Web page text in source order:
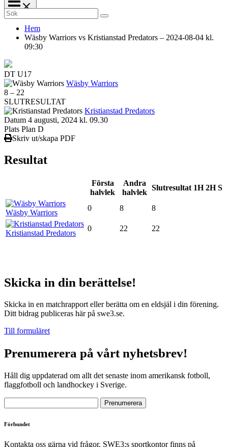
Search
for:
Hem
Wäsby Warriors vs Kristianstad Predators – 2024-08-04 kl.
09:30
DT U17
Wäsby Warriors
8 – 22
SLUTRESULTAT
Kristianstad Predators
Datum 4 augusti, 2024 kl. 09.30
Plats Plan D
Skriv ut/skapa PDF
Resultat
Första
halvlek
Andra
halvlek
Slutresultat 1H 2H S
Wäsby Warriors
0 8 8
Kristianstad Predators
0 22 22
Skicka in din berättelse!
Skicka in en matchrapport eller berätta om en eldsjäl i din förening.
Ditt bidrag publiceras här på swe3.se.
Till formuläret
Prenumerera på vårt nyhetsbrev!
Håll dig uppdaterad om allt det senaste inom amerikansk fotboll,
flaggfotboll och landhockey i Sverige.
Förbundet
Kontakta oss gärna vid frågor. SWE3:s sportkontor finns på